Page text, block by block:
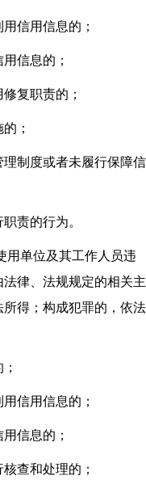
信用信息的；
信息的；
复职责的；
；
制度或者未履行保障信
责的行为。
单位及其工作人员违
律、法规规定的相关主
得；构成犯罪的，依法
信用信息的；
信息的；
查和处理的；